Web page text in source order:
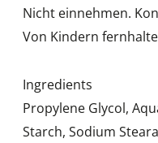
Nicht einnehmen.
Von Kindern
Ingredients
Propylene Glycol,
Starch, Sodium